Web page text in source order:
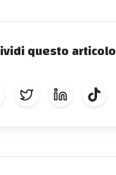
questo articolo